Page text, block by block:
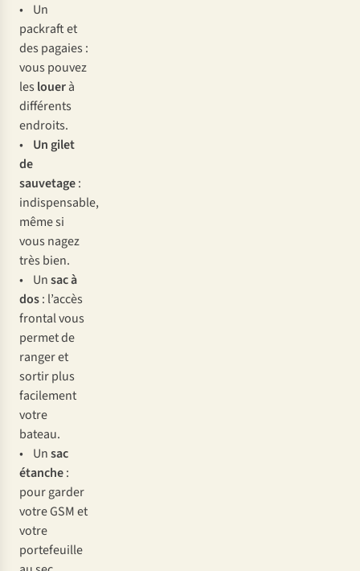
• Un
packraft et
des pagaies :
vous pouvez
les louerà
différents
endroits.
• Un gilet
de
sauvetage:
indispensable,
même si
vous nagez
très bien.
• Unsac à
dos: l’accès
frontal vous
permet de
ranger et
sortir plus
facilement
votre
bateau.
• Unsac
étanche:
pour garder
votre GSM et
votre
portefeuille